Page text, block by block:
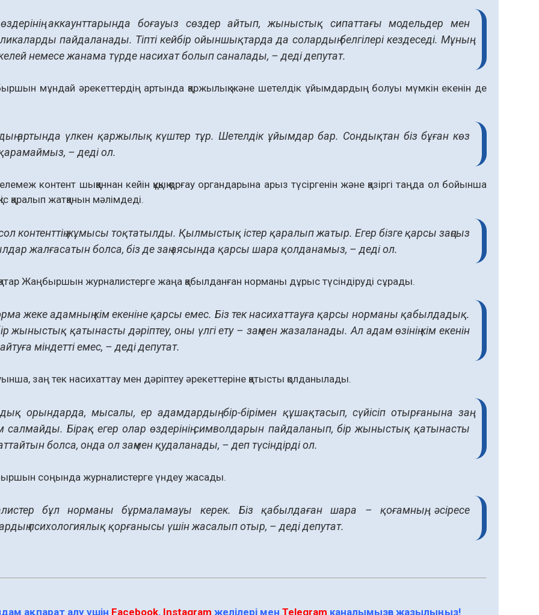
аккаунттарында боғауыз сөздер айтып, жыныстық сипаттағы модельдер мен
пайдаланады. Тіпті кейбір ойыншықтарда да солардың белгілері кездеседі. Мұның
немесе жанама түрде насихат болып саналады, – деді депутат.
мұндай әрекеттердің артында қаржылық және шетелдік ұйымдардың болуы мүмкін екенін де
артында үлкен қаржылық күштер тұр. Шетелдік ұйымдар бар. Сондықтан біз бұған көз
– деді ол.
контент шыққаннан кейін құқық қорғау органдарына арыз түсіргенін және қазіргі таңда ол бойынша
қаралып жатқанын мәлімдеді.
контенттің жұмысы тоқтатылды. Қылмыстық істер қаралып жатыр. Егер бізге қарсы заңсыз
жалғасатын болса, біз де заң аясында қарсы шара қолданамыз, – деді ол.
Жаңбыршын журналистерге жаңа қабылданған норманы дұрыс түсіндіруді сұрады.
жеке адамның кім екеніне қарсы емес. Біз тек насихаттауға қарсы норманы қабылдадық.
жыныстық қатынасты дәріптеу, оны үлгі ету – заңмен жазаланады. Ал адам өзінің кім екенін
міндетті емес, – деді депутат.
заң тек насихаттау мен дәріптеу әрекеттеріне қатысты қолданылады.
орындарда, мысалы, ер адамдардың бір-бірімен құшақтасып, сүйісіп отырғанына заң
салмайды. Бірақ егер олар өздерінің символдарын пайдаланып, бір жыныстық қатынасты
болса, онда ол заңмен қудаланады, – деп түсіндірді ол.
соңында журналистерге үндеу жасады.
бұл норманы бұрмаламауы керек. Біз қабылдаған шара – қоғамның, әсіресе
психологиялық қорғанысы үшін жасалып отыр, – деді депутат.
ақпарат алу үшін Facebook, Instagram желілері менTelegram каналымызға жазылыңыз!